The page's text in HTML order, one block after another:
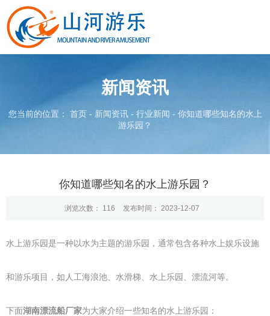
新闻资讯
您当前的位置： 首页 - 新闻资讯 - 行业新闻 - 你知道哪些知名的水上
游乐园？
你知道哪些知名的水上游乐园？
浏览次数： 116 发布时间： 2023-12-07
水上游乐园是一种以水为主题的游乐园，通常包含各种水上娱乐设施
和游乐项目，如人工海浪池、水滑梯、水上乐园、漂流河等。
下面湖南漂流船厂家为大家介绍一些知名的水上游乐园：